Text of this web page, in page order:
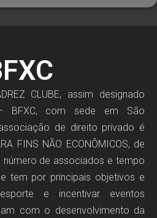
CLUBE, assim designado
BFXC, com sede em São
de direito privado é
FINS NÃO ECONÔMICOS, de
de associados e tempo
tem por principais objetivos e
e incentivar eventos
com o desenvolvimento da